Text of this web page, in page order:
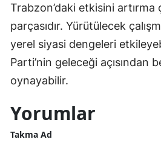
Trabzon’daki etkisini artırma
parçasıdır. Yürütülecek
yerel siyasi dengeleri
Parti’nin geleceği açısından
oynayabilir.
Yorumlar
Takma Ad